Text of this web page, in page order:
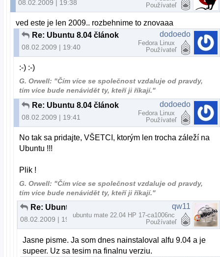
08.02.2009 | 19:38
Používateľ
ved este je len 2009.. rozbehnime to znovaaa
Re: Ubuntu 8.04 článok
08.02.2009 | 19:40
dodoedo
Fedora Linux
Používateľ
:-) :-)
G. Orwell: "Čím více se společnost vzdaluje od pravdy,
tím více bude nenávidět ty, kteří ji říkají."
Re: Ubuntu 8.04 článok
08.02.2009 | 19:41
dodoedo
Fedora Linux
Používateľ
No tak sa pridajte, VŠETCI, ktorým len trocha záleží na
Ubuntu !!!
Plik !
G. Orwell: "Čím více se společnost vzdaluje od pravdy,
tím více bude nenávidět ty, kteří ji říkají."
Re: Ubuntu 8.04 článok
08.02.2009 | 19:47
qw11
ubuntu mate 22.04 HP 17-ca1006nc
Používateľ
Jasne pisme. Ja som dnes nainstaloval alfu 9.04 a je
supeer. Uz sa tesim na finalnu verziu.